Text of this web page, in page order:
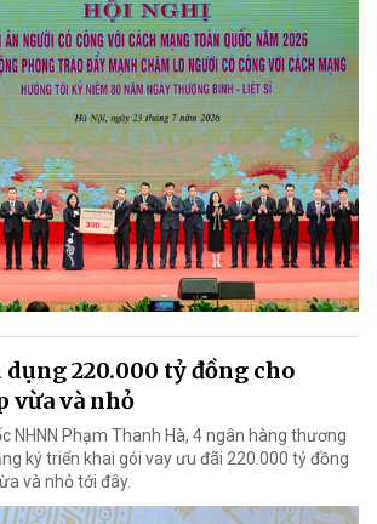
dụng 220.000 tỷ đồng cho
vừa và nhỏ
NHNN Phạm Thanh Hà, 4 ngân hàng thương
ký triển khai gói vay ưu đãi 220.000 tỷ đồng
và nhỏ tới đây.